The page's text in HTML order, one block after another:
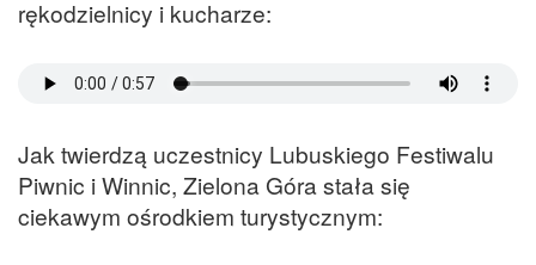
rękodzielnicy i kucharze:
Jak twierdzą uczestnicy Lubuskiego Festiwalu
Piwnic i Winnic, Zielona Góra stała się
ciekawym ośrodkiem turystycznym: